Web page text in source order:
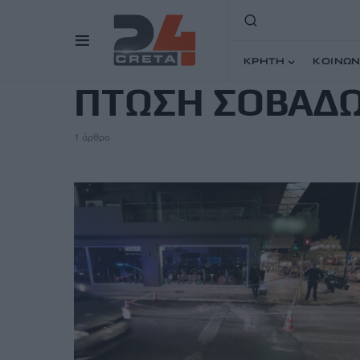
ΚΡΗΤΗ
ΠΤΩΣΗ
1 άρθρο